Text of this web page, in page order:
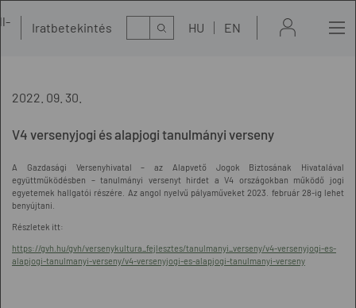
Iratbetekintés Kereső HU EN
2022. 09. 30.
V4 versenyjogi és alapjogi tanulmányi verseny
A Gazdasági Versenyhivatal – az Alapvető Jogok Biztosának Hivatalával
együttműködésben – tanulmányi versenyt hirdet a V4 országokban működő jogi
egyetemek hallgatói részére. Az angol nyelvű pályaműveket 2023. február 28-ig lehet
benyújtani.
Részletek itt:
https://gvh.hu/gvh/versenykultura_fejlesztes/tanulmanyi_verseny/v4-versenyjogi-es-
alapjogi-tanulmanyi-verseny/v4-versenyjogi-es-alapjogi-tanulmanyi-verseny